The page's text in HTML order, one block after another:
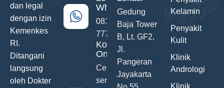
dan legal
dengan izin
Kemenkes
RI.
Ditangani
langsung
oleh Dokter
WhatsApp
0811-742-
777
Konsultasi
Online
Ceritakan
semua
Gedung
Baja Tower
B, Lt. GF2,
Jl.
Pangeran
Jayakarta
Kelamin
Penyakit
Kulit
Klinik
Andrologi
Klinik